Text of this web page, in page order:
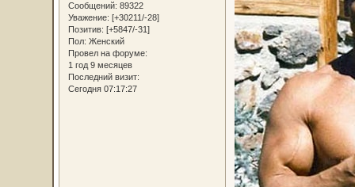
Сообщений: 89322
Уважение: [+30211/-28]
Позитив: [+5847/-31]
Пол: Женский
Провел на форуме:
1 год 9 месяцев
Последний визит:
Сегодня 07:17:27